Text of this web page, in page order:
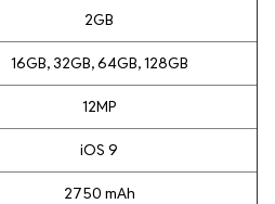
2GB
16GB, 32GB, 64GB, 128GB
12MP
iOS 9
2750 mAh